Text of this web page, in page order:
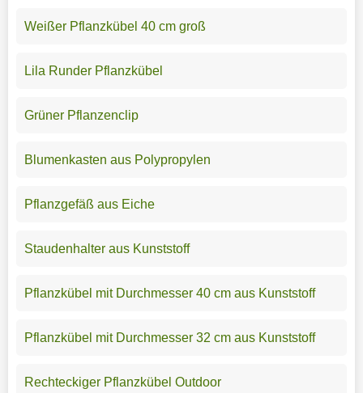
Weißer Pflanzkübel 40 cm groß
Lila Runder Pflanzkübel
Grüner Pflanzenclip
Blumenkasten aus Polypropylen
Pflanzgefäß aus Eiche
Staudenhalter aus Kunststoff
Pflanzkübel mit Durchmesser 40 cm aus Kunststoff
Pflanzkübel mit Durchmesser 32 cm aus Kunststoff
Rechteckiger Pflanzkübel Outdoor